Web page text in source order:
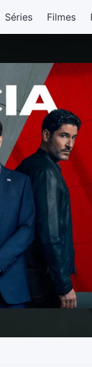
Séries Filmes